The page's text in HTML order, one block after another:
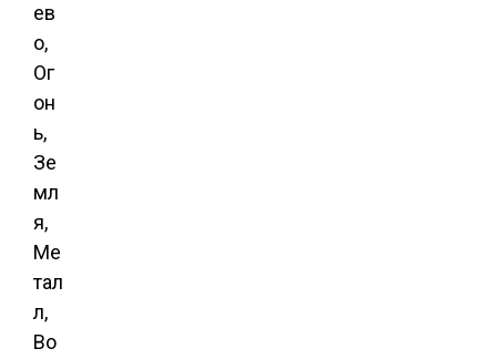
ев
о,
Ог
он
ь,
Зе
мл
я,
Ме
тал
л,
Во